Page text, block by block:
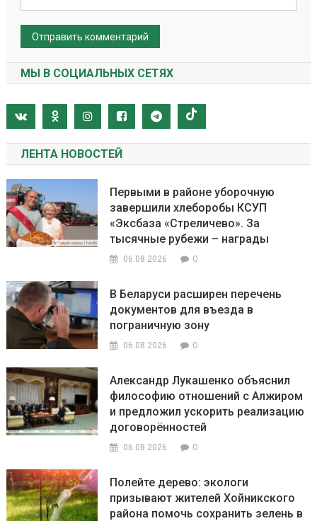
МЫ В СОЦИАЛЬНЫХ СЕТЯХ
ЛЕНТА НОВОСТЕЙ
Первыми в районе уборочную
завершили хлеборобы КСУП
«Эксбаза «Стреличево». За
тысячные рубежи – награды
06.08.2026 0
В Беларуси расширен перечень
документов для въезда в
пограничную зону
06.08.2026 0
Александр Лукашенко объяснил
философию отношений с Алжиром
и предложил ускорить реализацию
договорённостей
06.08.2026 0
Полейте дерево: экологи
призывают жителей Хойникского
района помочь сохранить зелень в